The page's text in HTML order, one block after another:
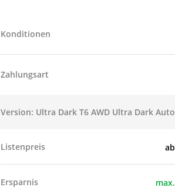
Konditionen
Zahlungsart
Version: Ultra Dark T6 AWD Ultra Dark Auto
Listenpreis ab
Ersparnis max.